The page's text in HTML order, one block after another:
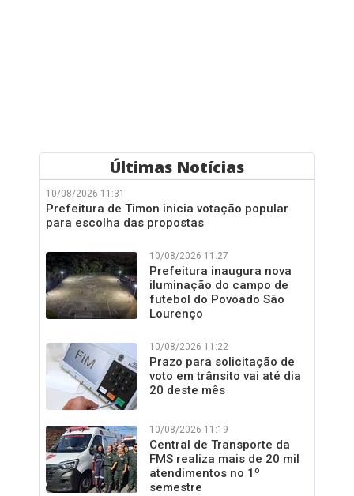
Últimas Notícias
10/08/2026 11:31
Prefeitura de Timon inicia votação popular
para escolha das propostas
10/08/2026 11:27
Prefeitura inaugura nova
iluminação do campo de
futebol do Povoado São
Lourenço
10/08/2026 11:22
Prazo para solicitação de
voto em trânsito vai até dia
20 deste mês
10/08/2026 11:19
Central de Transporte da
FMS realiza mais de 20 mil
atendimentos no 1º
semestre